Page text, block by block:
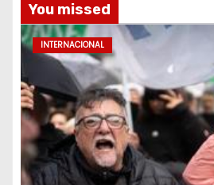
You missed
INTERNACIONAL